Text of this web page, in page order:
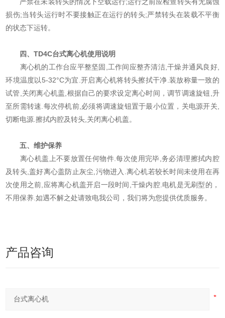
损伤;当转头运行时不要接触正在运行的转头;严禁转头在装载不平衡
的状态下运转。
四、TD4C台式离心机使用说明
离心机的工作台应平整坚固,工作间应整齐清洁,干燥并通风良好,
环境温度以5-32°C为宜.开启离心机将转头擦拭干净.装放称量一致的
试管,关闭离心机盖,根据自己的要求设定离心时间，调节调速旋钮,升
至所需转速.每次停机前,必须将调速旋钮置于最小位置，关电源开关,
切断电源.擦拭内腔及转头,关闭离心机盖。
五、维护保养
离心机盖上不要放置任何物件.每次使用完毕,务必清理擦拭内腔
及转头,盖好离心盖防止灰尘,污物进入.离心机若较长时间未使用在再
次使用之前,应将离心机盖开启一段时间,干燥内腔.电机是无刷型的，
不用保养.如遇不解之处请致电我公司，我们将为您提供优质服务。
产品咨询